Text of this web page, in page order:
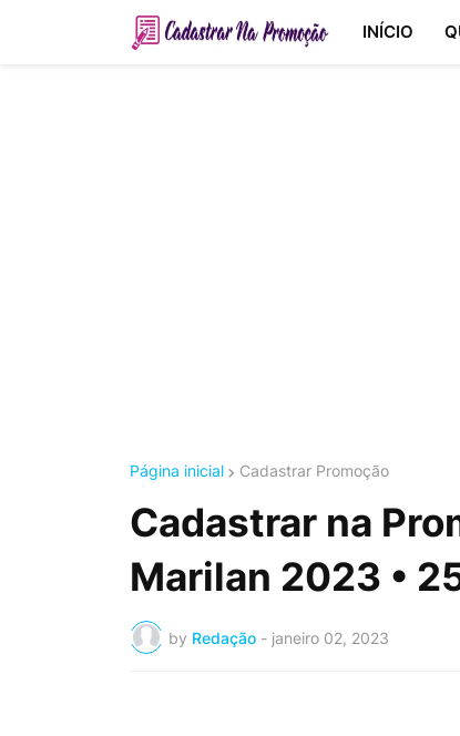
INÍCIO
Página inicial Cadastrar Promoção
Cadastrar na
Marilan 2023 •
by Redação - janeiro 02, 2023